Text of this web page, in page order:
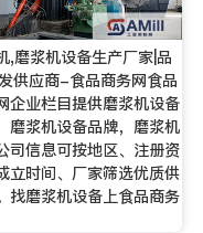
,磨浆机设备生产厂家|品
供应商-食品商务网食品
企业栏目提供磨浆机设备
磨浆机设备品牌，磨浆机
司信息可按地区、注册资
立时间、厂家筛选优质供
找磨浆机设备上食品商务